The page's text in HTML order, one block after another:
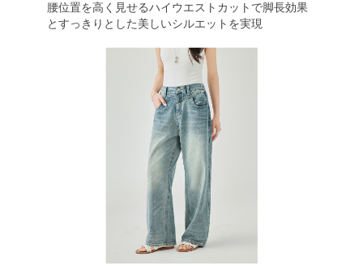
腰位置を高く見せるハイウエストカットで脚長効果
とすっきりとした美しいシルエットを実現